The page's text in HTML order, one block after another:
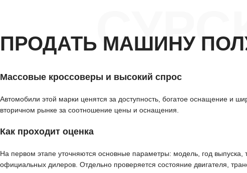
ПРОДАТЬ МАШИНУ
Массовые кроссоверы и высокий спрос
Автомобили этой марки ценятся за доступность, богатое оснащение и
вторичном рынке за соотношение цены и оснащения.
Как проходит оценка
На первом этапе уточняются основные параметры: модель, год
официальных дилеров. Отдельно проверяется состояние двигателя,